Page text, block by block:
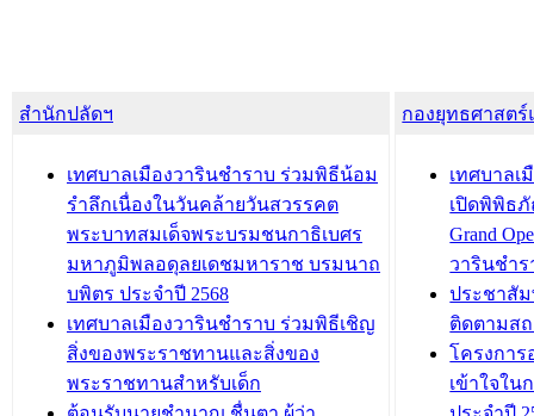
สำนักปลัดฯ
เทศบาลเมืองวารินชำราบ ร่วมพิธีน้อม
รำลึกเนื่องในวันคล้ายวันสวรรคต
พระบาทสมเด็จพระบรมชนกาธิเบศร
มหาภูมิพลอดุลยเดชมหาราช บรมนาถ
บพิตร ประจำปี 2568
เทศบาลเมืองวารินชำราบ ร่วมพิธีเชิญ
สิ่งของพระราชทานและสิ่งของ
พระราชทานสำหรับเด็ก
กองยุทธศาสต
เทศบาลเ
เปิดพิพิธภั
Grand
วารินชำร
ประชาสัม
ติดตามส
โครงกา
เข้าใจใน